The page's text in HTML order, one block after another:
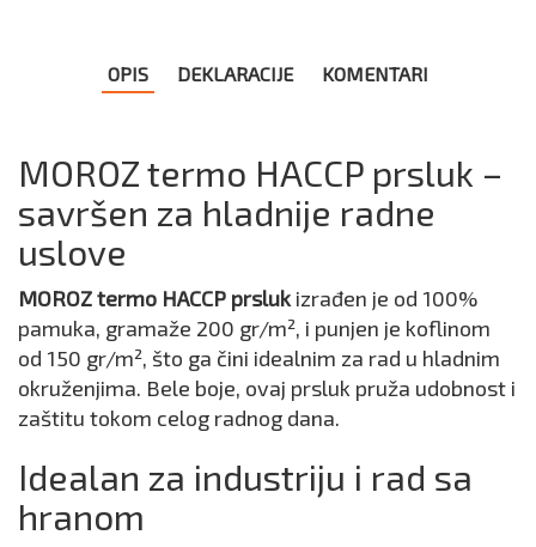
OPIS DEKLARACIJE KOMENTARI
MOROZ termo HACCP prsluk –
savršen za hladnije radne
uslove
MOROZ termo HACCP prsluk izrađen je od 100%
pamuka, gramaže 200 gr/m², i punjen je koflinom
od 150 gr/m², što ga čini idealnim za rad u hladnim
okruženjima. Bele boje, ovaj prsluk pruža udobnost i
zaštitu tokom celog radnog dana.
Idealan za industriju i rad sa
hranom